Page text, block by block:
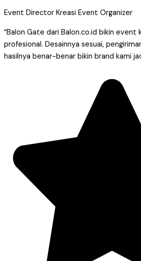
Event Director Kreasi Event Organizer
“Balon Gate dari Balon.co.id bikin event
profesional. Desainnya sesuai,
hasilnya benar-benar bikin brand kami